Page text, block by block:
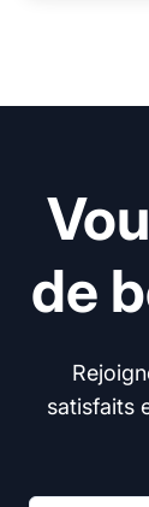
de
satisfaits